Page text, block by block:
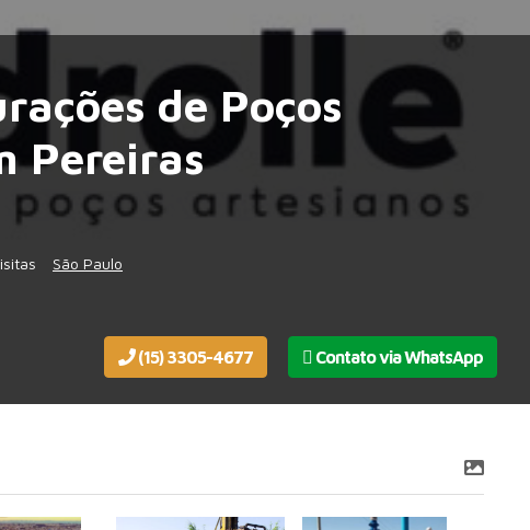
de Poços
Pereiras
São Paulo
(15) 3305-4677 Contato via WhatsApp